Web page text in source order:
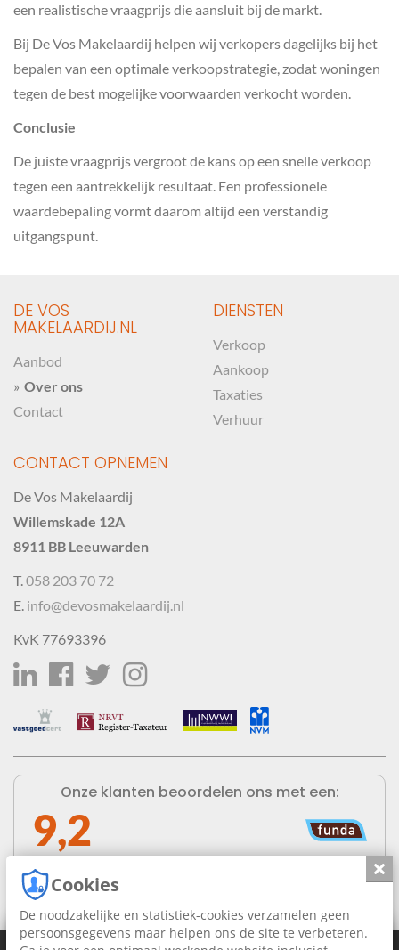
een realistische vraagprijs die aansluit bij de markt.
Bij De Vos Makelaardij helpen wij verkopers dagelijks bij het
bepalen van een optimale verkoopstrategie, zodat woningen
tegen de best mogelijke voorwaarden verkocht worden.
Conclusie
De juiste vraagprijs vergroot de kans op een snelle verkoop
tegen een aantrekkelijk resultaat. Een professionele
waardebepaling vormt daarom altijd een verstandig
uitgangspunt.
DE VOS
MAKELAARDIJ.NL
Aanbod
Over ons
Contact
DIENSTEN
Verkoop
Aankoop
Taxaties
Verhuur
CONTACT OPNEMEN
De Vos Makelaardij
Willemskade 12A
8911 BB Leeuwarden
T.058 203 70 72
E. info@devosmakelaardij.nl
KvK 77693396
Onze klanten beoordelen ons met een:
9,2
Cookies
De noodzakelijke en statistiek-cookies verzamelen geen
persoonsgegevens maar helpen ons de site te verbeteren.